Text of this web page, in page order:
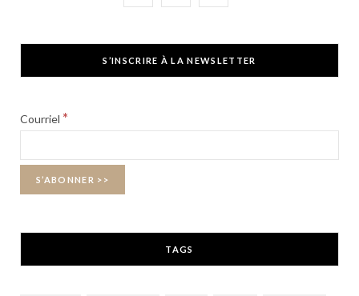
e w t
S’INSCRIRE À LA NEWSLETTER
Courriel *
TAGS